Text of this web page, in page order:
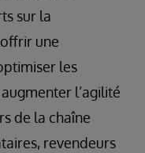
sur la
une
les
l’agilité
de la chaîne
revendeurs